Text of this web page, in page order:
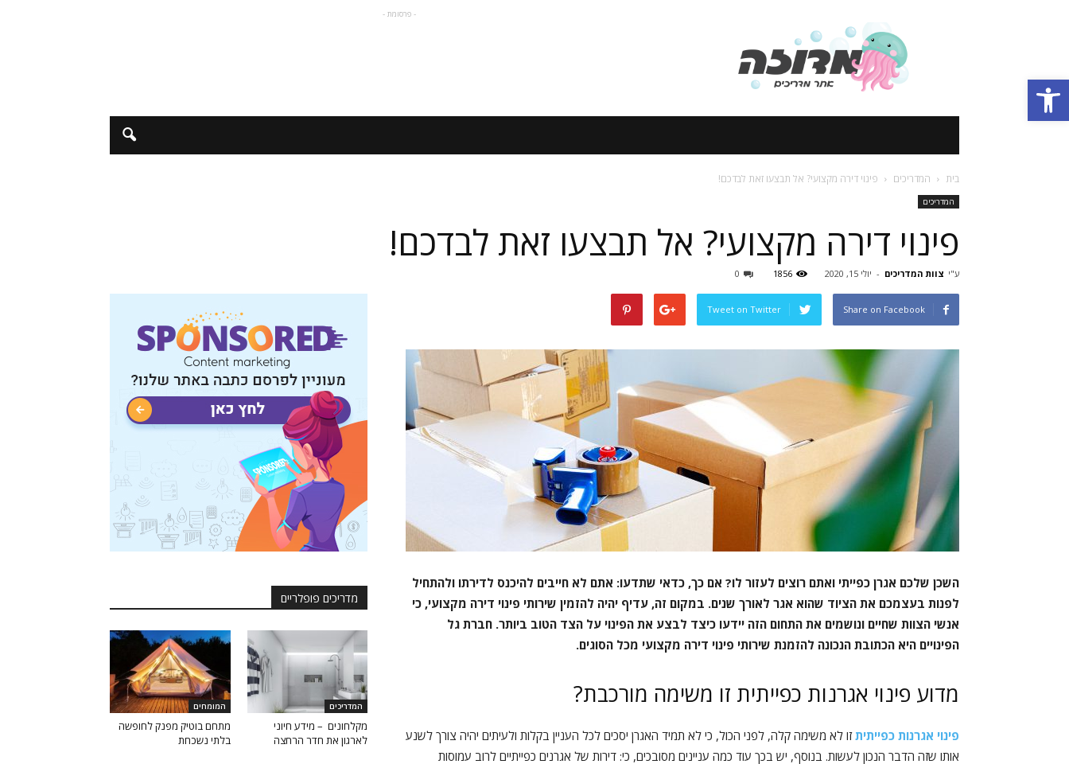
Open toolbar
מדריכים
- פרסומת -
בית המדריכים פינוי דירה מקצועי? אל תבצעו זאת לבדכם!
המדריכים
פינוי דירה מקצועי? אל תבצעו זאת לבדכם!
ע"י צוות המדריכים - יולי 15, 2020 1856
0
Share on Facebook
Tweet on Twitter
השכן שלכם אגרן כפייתי ואתם רוצים לעזור לו? אם כך, כדאי שתדעו: אתם לא חייבים להיכנס לדירתו ולהתחיל
לפנות בעצמכם את הציוד שהוא אגר לאורך שנים. במקום זה, עדיף יהיה להזמין שירותי פינוי דירה מקצועי, כי
אנשי הצוות שחיים ונושמים את התחום הזה יידעו כיצד לבצע את הפינוי על הצד הטוב ביותר. חברת גל
הפינויים היא הכתובת הנכונה להזמנת שירותי פינוי דירה מקצועי מכל הסוגים.
מדוע פינוי אגרנות כפייתית זו משימה מורכבת?
פינוי אגרנות כפייתיתזו לא משימה קלה, לפני הכול, כי לא תמיד האגרן יסכים לכל העניין בקלות ולעיתים יהיה צורך לשנע
אותו שזה הדבר הנכון לעשות. בנוסף, יש בכך עוד כמה עניינים מסובכים, כי: דירות של אגרנים כפייתיים לרוב עמוסות
מדריכים פופלריים
המדריכים
מקלחונים – מידע חיוני
לארגון את חדר הרחצה
המומחים
מתחם בוטיק מפנק לחופשה
בלתי נשכחת